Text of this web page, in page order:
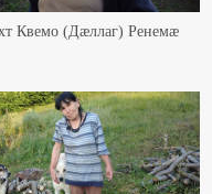
Квемо (Дæллаг) Ренемæ